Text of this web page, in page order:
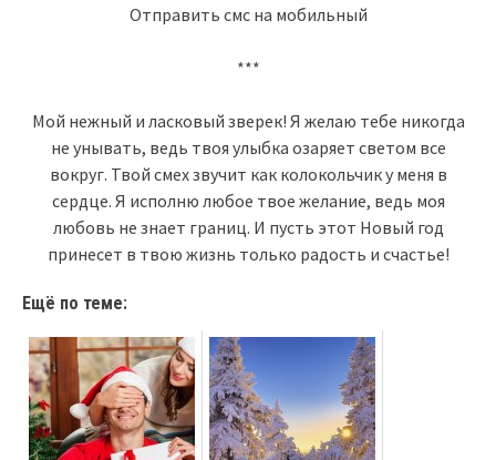
Отправить смс на мобильный
***
Мой нежный и ласковый зверек! Я желаю тебе никогда
не унывать, ведь твоя улыбка озаряет светом все
вокруг. Твой смех звучит как колокольчик у меня в
сердце. Я исполню любое твое желание, ведь моя
любовь не знает границ. И пусть этот Новый год
принесет в твою жизнь только радость и счастье!
Ещё по теме: